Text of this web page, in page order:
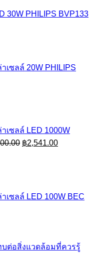
30W PHILIPS BVP133
เซลล์ 20W PHILIPS
เซลล์ LED 1000W
Original
price
฿2,541.00Current
price
เซลล์ LED 100W BEC
บต่อสิ่งแวดล้อมที่ควรรู้